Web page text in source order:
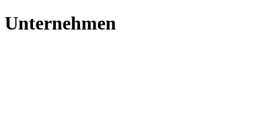
Unternehmen